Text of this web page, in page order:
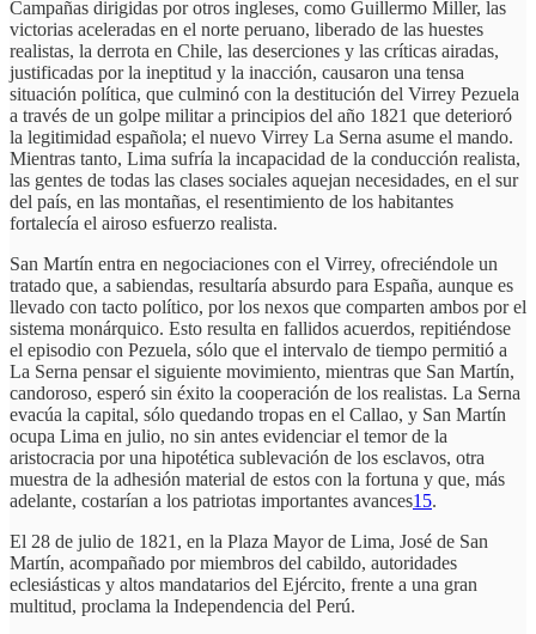
Campañas dirigidas por otros ingleses, como Guillermo Miller, las
victorias aceleradas en el norte peruano, liberado de las huestes
realistas, la derrota en Chile, las deserciones y las críticas airadas,
justificadas por la ineptitud y la inacción, causaron una tensa
situación política, que culminó con la destitución del Virrey Pezuela
a través de un golpe militar a principios del año 1821 que deterioró
la legitimidad española; el nuevo Virrey La Serna asume el mando.
Mientras tanto, Lima sufría la incapacidad de la conducción realista,
las gentes de todas las clases sociales aquejan necesidades, en el sur
del país, en las montañas, el resentimiento de los habitantes
fortalecía el airoso esfuerzo realista.
San Martín entra en negociaciones con el Virrey, ofreciéndole un
tratado que, a sabiendas, resultaría absurdo para España, aunque es
llevado con tacto político, por los nexos que comparten ambos por el
sistema monárquico. Esto resulta en fallidos acuerdos, repitiéndose
el episodio con Pezuela, sólo que el intervalo de tiempo permitió a
La Serna pensar el siguiente movimiento, mientras que San Martín,
candoroso, esperó sin éxito la cooperación de los realistas. La Serna
evacúa la capital, sólo quedando tropas en el Callao, y San Martín
ocupa Lima en julio, no sin antes evidenciar el temor de la
aristocracia por una hipotética sublevación de los esclavos, otra
muestra de la adhesión material de estos con la fortuna y que, más
adelante, costarían a los patriotas importantes avances15.
El 28 de julio de 1821, en la Plaza Mayor de Lima, José de San
Martín, acompañado por miembros del cabildo, autoridades
eclesiásticas y altos mandatarios del Ejército, frente a una gran
multitud, proclama la Independencia del Perú.